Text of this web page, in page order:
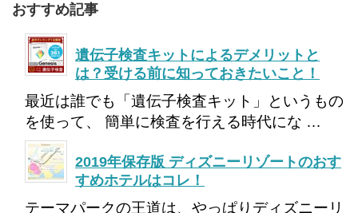
おすすめ記事
遺伝子検査キットによるデメリットと
は？受ける前に知っておきたいこと！
最近は誰でも「遺伝子検査キット」というもの
を使って、 簡単に検査を行える時代にな …
2019年保存版 ディズニーリゾートのおす
すめホテルはコレ！
テーマパークの王道は、やっぱりディズニーリ